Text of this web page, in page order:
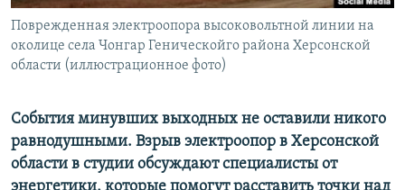
Поврежденная электроопора высоковольтной линии на
околице села Чонгар Геническойго района Херсонской
области (иллюстрационное фото)
События минувших выходных не оставили никого
равнодушными. Взрыв электроопор в Херсонской
области в студии обсуждают специалисты от